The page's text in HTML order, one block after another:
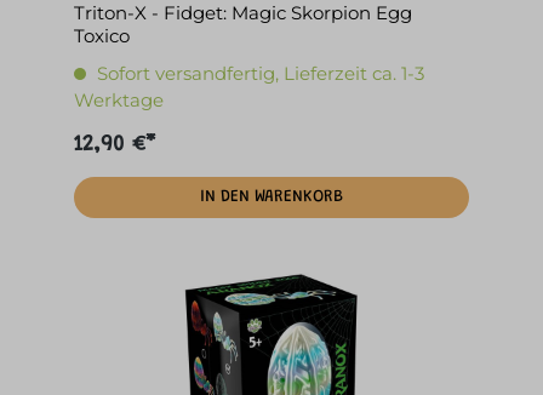
Triton-X - Fidget: Magic Skorpion Egg
Toxico
Sofort versandfertig, Lieferzeit ca. 1-3
Werktage
12,90 €*
IN DEN WARENKORB